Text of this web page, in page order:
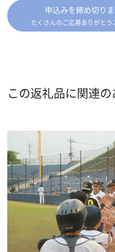
申込みを締め切り
たくさんのご応募ありがとう
この返礼品に関連